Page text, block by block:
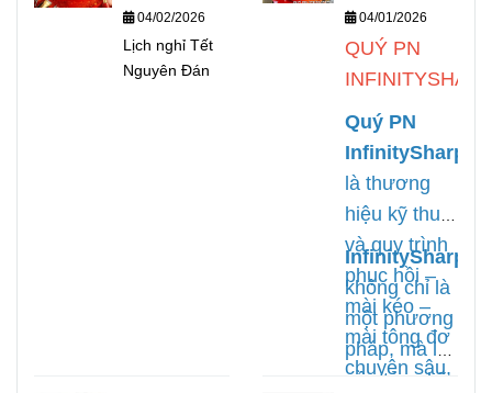
04/02/2026
Lịch nghỉ Tết
Nguyên Đán
04/01/2026
QUÝ PN
Quý PN
InfinitySharp
là thương
hiệu kỹ thuật
và quy trình
phục hồi –
mài kéo –
mài tông đơ
chuyên sâu,
InfinitySharp
không chỉ là
một phương
pháp, mà là
nền tảng kỹ